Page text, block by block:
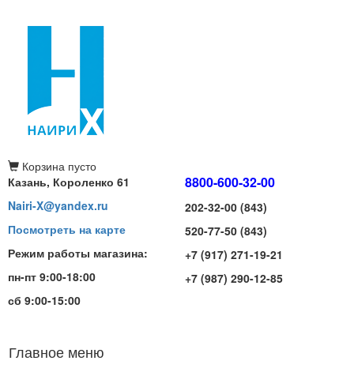
Корзина пусто
Казань, Короленко 61
Nairi-X@yandex.ru
Посмотреть на карте
Режим работы магазина:
пн-пт 9:00-18:00
сб 9:00-15:00
8800-600-32-00
202-32-00 (843)
520-77-50 (843)
+7 (917) 271-19-21
+7 (987) 290-12-85
Главное меню